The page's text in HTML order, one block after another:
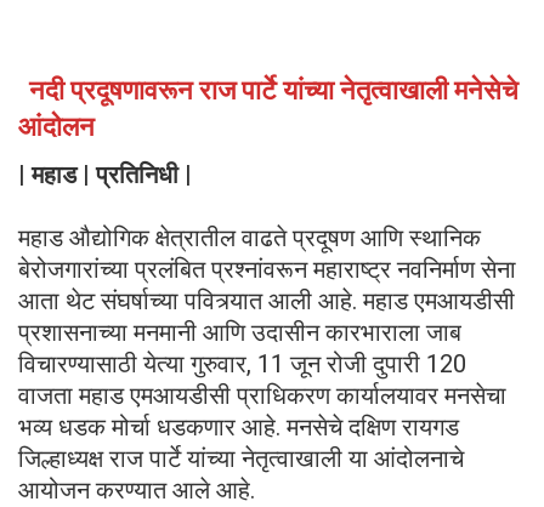
नदी प्रदूषणावरून राज पार्टे यांच्या नेतृत्वाखाली मनेसेचे
आंदोलन
| महाड | प्रतिनिधी |
महाड औद्योगिक क्षेत्रातील वाढते प्रदूषण आणि स्थानिक
बेरोजगारांच्या प्रलंबित प्रश्नांवरून महाराष्ट्र नवनिर्माण सेना
आता थेट संघर्षाच्या पवित्र्यात आली आहे. महाड एमआयडीसी
प्रशासनाच्या मनमानी आणि उदासीन कारभाराला जाब
विचारण्यासाठी येत्या गुरुवार, 11 जून रोजी दुपारी 120
वाजता महाड एमआयडीसी प्राधिकरण कार्यालयावर मनसेचा
भव्य धडक मोर्चा धडकणार आहे. मनसेचे दक्षिण रायगड
जिल्हाध्यक्ष राज पार्टे यांच्या नेतृत्वाखाली या आंदोलनाचे
आयोजन करण्यात आले आहे.